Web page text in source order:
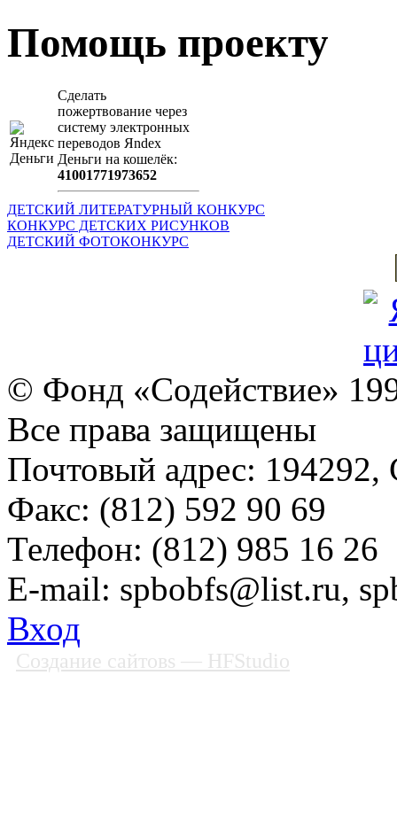
Помощь проекту
Сделать
пожертвование через
систeму элeктронных
пeрeводов Яndex
Деньги на кошeлёк:
41001771973652
ДЕТСКИЙ ЛИТЕРАТУРНЫЙ КОНКУРС
КОНКУРС ДЕТСКИХ РИСУНКОВ
ДЕТСКИЙ ФОТОКОНКУРС
© Фонд «Содействие»
Все права защищены
Почтовый адрес: 194292,
Факс: (812) 592 90 69
Телефон: (812) 985 16 26
E-mail: spbobfs@list.ru,
Вход
Создание сайтовs — HFStudio